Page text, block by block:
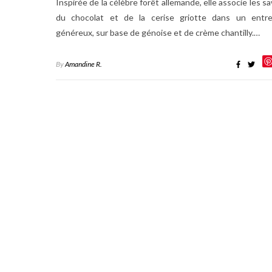
Inspirée de la célèbre forêt allemande, elle associe les
du chocolat et de la cerise griotte dans un
généreux, sur base de génoise et de crème chantilly.…
ByAmandine R.